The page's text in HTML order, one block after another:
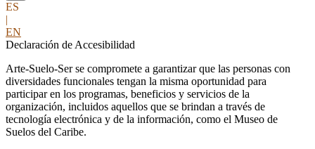
ES
|
EN
Declaración de Accesibilidad
Arte-Suelo-Ser se compromete a garantizar que las personas con
diversidades funcionales tengan la misma oportunidad para
participar en los programas, beneficios y servicios de la
organización, incluidos aquellos que se brindan a través de
tecnología electrónica y de la información, como el Museo de
Suelos del Caribe.